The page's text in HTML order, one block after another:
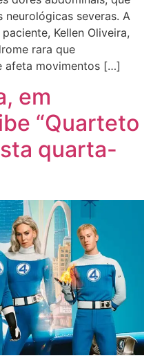
severas. A
Kellen Oliveira,
rara que
afeta movimentos […]
em
“Quarteto
quarta-